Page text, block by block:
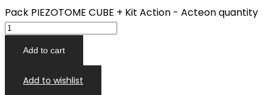
Pack PIEZOTOME CUBE + Kit Action - Acteon quantity
Add to cart
Add to wishlist